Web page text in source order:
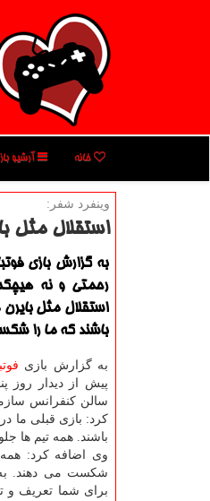
خانه آرشیو
وینفرد شفر:
استقلال مثل
به گزارش بازی
رحمتی و نه
استقلال مثل
باشند كه ما را
به گزارش بازی
پیش از دیدار روز
سالن كنفرانس
كرد: بازی قبلی ما
باشند. همه تیم ها جلوی استقلال ۲۰ تا ۳۰
وی اضافه كرد: همه
شكست می دهند. به
برای شما تعریف و